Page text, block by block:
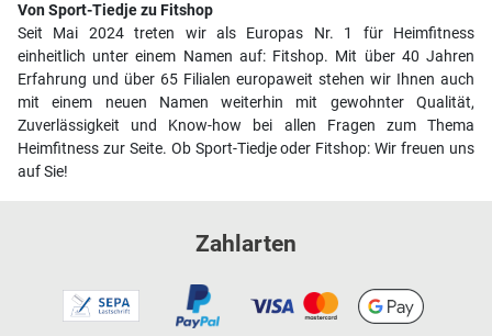
Von Sport-Tiedje zu Fitshop
Seit Mai 2024 treten wir als Europas Nr. 1 für Heimfitness
einheitlich unter einem Namen auf: Fitshop. Mit über 40 Jahren
Erfahrung und über 65 Filialen europaweit stehen wir Ihnen auch
mit einem neuen Namen weiterhin mit gewohnter Qualität,
Zuverlässigkeit und Know-how bei allen Fragen zum Thema
Heimfitness zur Seite. Ob Sport-Tiedje oder Fitshop: Wir freuen uns
auf Sie!
Zahlarten